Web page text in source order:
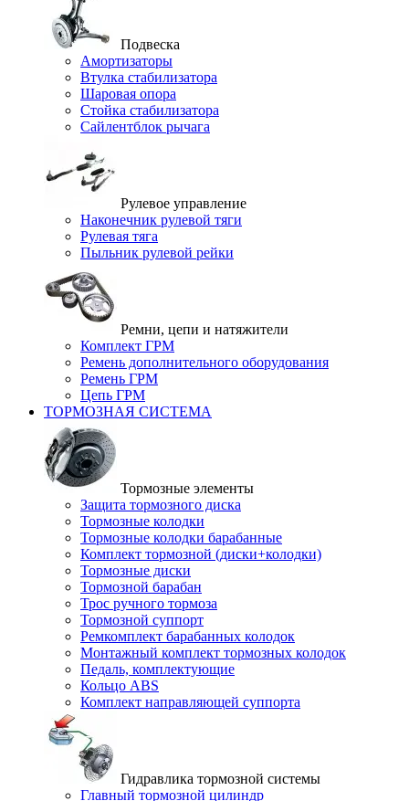
Подвеска
Амортизаторы
Втулка стабилизатора
Шаровая опора
Стойка стабилизатора
Сайлентблок рычага
Рулевое управление
Наконечник рулевой тяги
Рулевая тяга
Пыльник рулевой рейки
Ремни, цепи и натяжители
Комплект ГРМ
Ремень дополнительного оборудования
Ремень ГРМ
Цепь ГРМ
ТОРМОЗНАЯ СИСТЕМА
Тормозные элементы
Защита тормозного диска
Тормозные колодки
Тормозные колодки барабанные
Комплект тормозной (диски+колодки)
Тормозные диски
Тормозной барабан
Трос ручного тормоза
Тормозной суппорт
Ремкомплект барабанных колодок
Монтажный комплект тормозных колодок
Педаль, комплектующие
Кольцо ABS
Комплект направляющей суппорта
Гидравлика тормозной системы
Главный тормозной цилиндр